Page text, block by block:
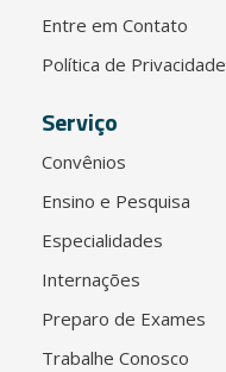
Entre em Contato
Política de Privacidade
Serviço
Convênios
Ensino e Pesquisa
Especialidades
Internações
Preparo de Exames
Trabalhe Conosco